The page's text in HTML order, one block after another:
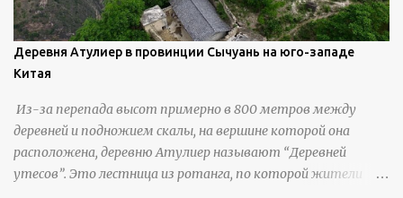
Деревня Атулиер в провинции Сычуань на юго-западе
Китая
Из-за перепада высот примерно в 800 метров между
деревней и подножием скалы, на вершине которой она
расположена, деревню Атулиер называют “Деревней
утесов”. Это лестница из ротанга, по которой жители